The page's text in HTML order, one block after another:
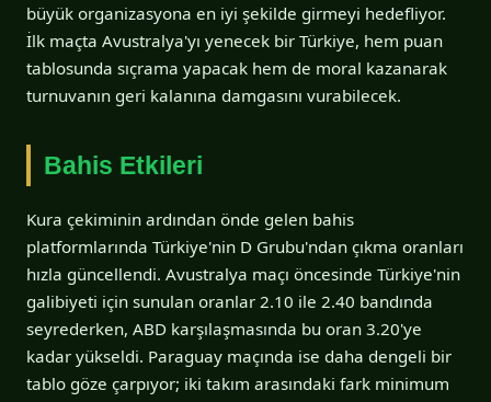
büyük organizasyona en iyi şekilde girmeyi hedefliyor.
İlk maçta Avustralya'yı yenecek bir Türkiye, hem puan
tablosunda sıçrama yapacak hem de moral kazanarak
turnuvanın geri kalanına damgasını vurabilecek.
Bahis Etkileri
Kura çekiminin ardından önde gelen bahis
platformlarında Türkiye'nin D Grubu'ndan çıkma oranları
hızla güncellendi. Avustralya maçı öncesinde Türkiye'nin
galibiyeti için sunulan oranlar 2.10 ile 2.40 bandında
seyrederken, ABD karşılaşmasında bu oran 3.20'ye
kadar yükseldi. Paraguay maçında ise daha dengeli bir
tablo göze çarpıyor; iki takım arasındaki fark minimum